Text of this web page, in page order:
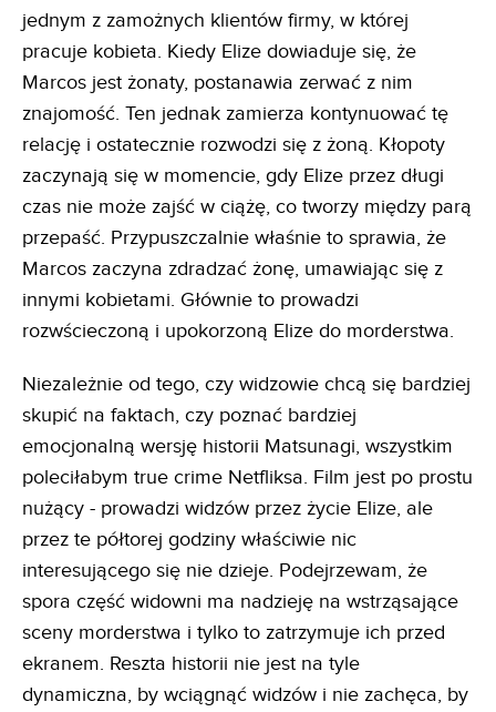
jednym z zamożnych klientów firmy, w której
pracuje kobieta. Kiedy Elize dowiaduje się, że
Marcos jest żonaty, postanawia zerwać z nim
znajomość. Ten jednak zamierza kontynuować tę
relację i ostatecznie rozwodzi się z żoną. Kłopoty
zaczynają się w momencie, gdy Elize przez długi
czas nie może zajść w ciążę, co tworzy między parą
przepaść. Przypuszczalnie właśnie to sprawia, że
Marcos zaczyna zdradzać żonę, umawiając się z
innymi kobietami. Głównie to prowadzi
rozwścieczoną i upokorzoną Elize do morderstwa.
Niezależnie od tego, czy widzowie chcą się bardziej
skupić na faktach, czy poznać bardziej
emocjonalną wersję historii Matsunagi, wszystkim
poleciłabym true crime Netfliksa. Film jest po prostu
nużący - prowadzi widzów przez życie Elize, ale
przez te półtorej godziny właściwie nic
interesującego się nie dzieje. Podejrzewam, że
spora część widowni ma nadzieję na wstrząsające
sceny morderstwa i tylko to zatrzymuje ich przed
ekranem. Reszta historii nie jest na tyle
dynamiczna, by wciągnąć widzów i nie zachęca, by